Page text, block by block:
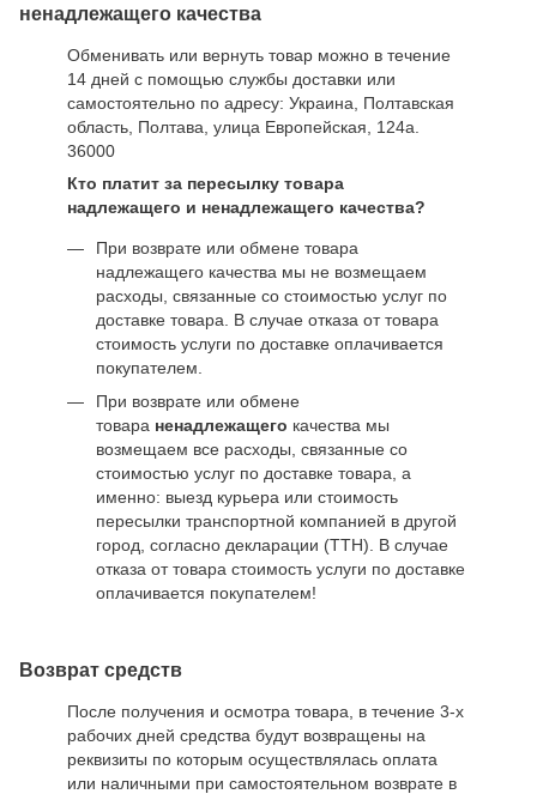
ненадлежащего качества
Обменивать или вернуть товар можно в течение
14 дней с помощью службы доставки или
самостоятельно по адресу: Украина, Полтавская
область, Полтава, улица Европейская, 124а.
36000
Кто платит за пересылку товара
надлежащего и ненадлежащего качества?
При возврате или обмене товара
надлежащего качества мы не возмещаем
расходы, связанные со стоимостью услуг по
доставке товара. В случае отказа от товара
стоимость услуги по доставке оплачивается
покупателем.
При возврате или обмене
товара ненадлежащего качества мы
возмещаем все расходы, связанные со
стоимостью услуг по доставке товара, а
именно: выезд курьера или стоимость
пересылки транспортной компанией в другой
город, согласно декларации (ТТН). В случае
отказа от товара стоимость услуги по доставке
оплачивается покупателем!
Возврат средств
После получения и осмотра товара, в течение 3-х
рабочих дней средства будут возвращены на
реквизиты по которым осуществлялась оплата
или наличными при самостоятельном возврате в